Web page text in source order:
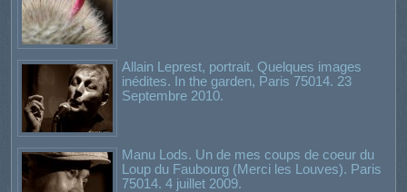
Allain Leprest, portrait. Quelques images
inédites. In the garden, Paris 75014. 23
Septembre 2010.
Manu Lods. Un de mes coups de coeur du
Loup du Faubourg (Merci les Louves). Paris
75014. 4 juillet 2009.